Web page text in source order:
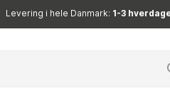
Levering i hele Danmark: 1-3